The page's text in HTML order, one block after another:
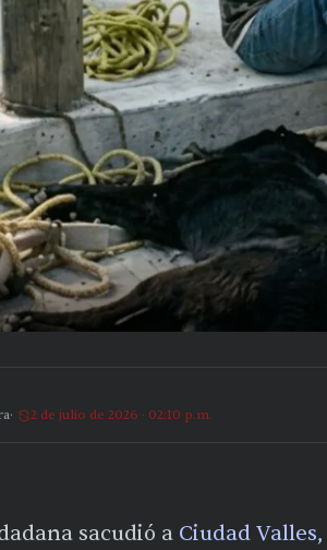
2 de julio de 2026 · 02:10 p.m.
sacudió a Ciudad